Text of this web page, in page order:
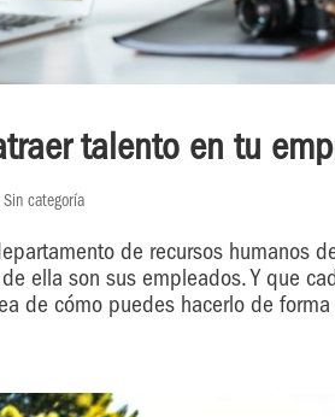
talento en tu
Sin categoría
de recursos humanos
ella son sus empleados. Y que
de cómo puedes hacerlo de forma